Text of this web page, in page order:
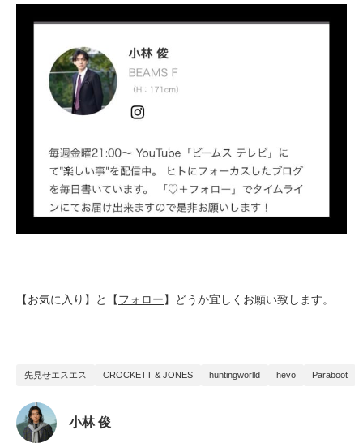
【お気に入り】と【フォロー】どうか宜しくお願い致します。
先見せエスエス CROCKETT & JONES huntingworlld hevo Paraboot
小林 俊